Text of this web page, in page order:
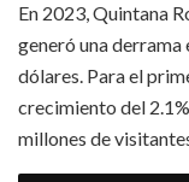
En 2023, Quintana
generó una derrama
dólares. Para el
crecimiento del
millones de